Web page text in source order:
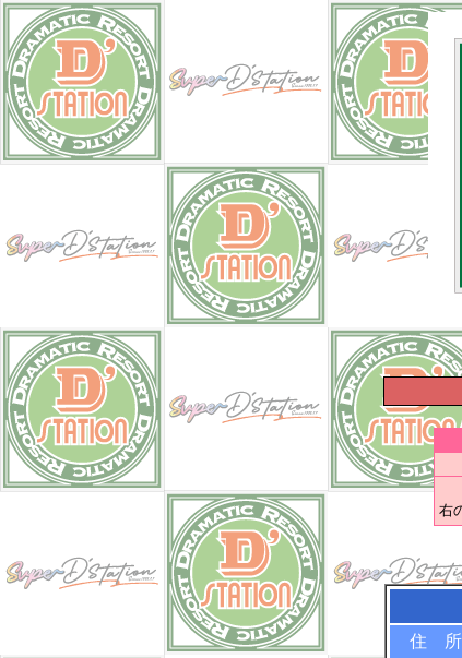
右
住 所